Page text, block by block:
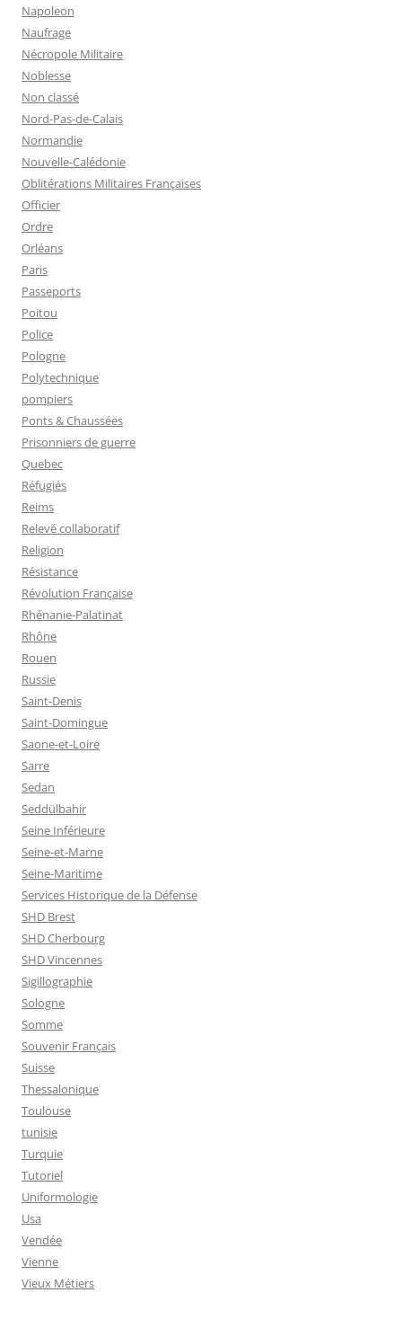
Napoleon
Naufrage
Nécropole Militaire
Noblesse
Non classé
Nord-Pas-de-Calais
Normandie
Nouvelle-Calédonie
Oblitérations Militaires Françaises
Officier
Ordre
Orléans
Paris
Passeports
Poitou
Police
Pologne
Polytechnique
pompiers
Ponts & Chaussées
Prisonniers de guerre
Quebec
Réfugiés
Reims
Relevé collaboratif
Religion
Résistance
Révolution Française
Rhénanie-Palatinat
Rhône
Rouen
Russie
Saint-Denis
Saint-Domingue
Saone-et-Loire
Sarre
Sedan
Seddülbahir
Seine Inférieure
Seine-et-Marne
Seine-Maritime
Services Historique de la Défense
SHD Brest
SHD Cherbourg
SHD Vincennes
Sigillographie
Sologne
Somme
Souvenir Français
Suisse
Thessalonique
Toulouse
tunisie
Turquie
Tutoriel
Uniformologie
Usa
Vendée
Vienne
Vieux Métiers